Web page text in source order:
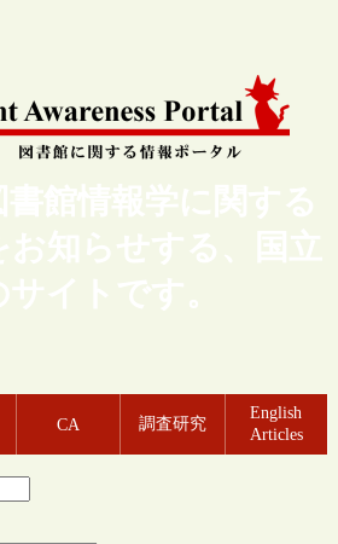
書館情報学に関する
お知らせする、国立
イトです。
CA 調査研究
English
Articles